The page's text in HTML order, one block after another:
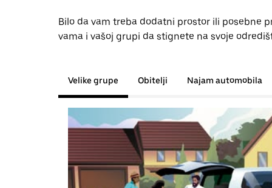
Bilo da vam treba dodatni prostor ili posebne
vama i vašoj grupi da stignete na svoje
Velike grupe Obitelji Najam automobila